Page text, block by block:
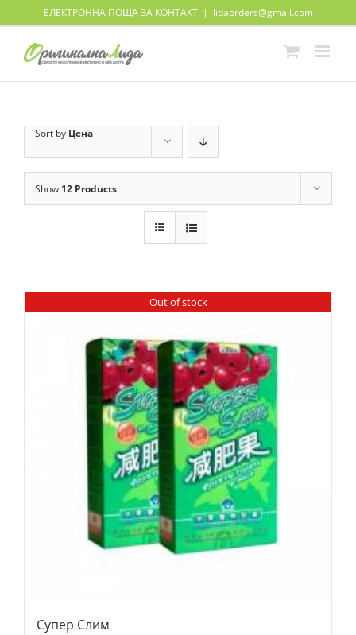
ЕЛЕКТРОННА ПОЩА ЗА КОНТАКТ | lidaorders@gmail.com
Sort by Цена
Show 12 Products
Out of stock
Супер Слим